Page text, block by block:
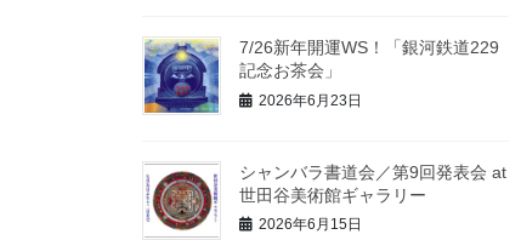
7/26新年開運WS！「銀河鉄道229
記念お茶会」
2026年6月23日
シャンバラ書道会／第9回発表会 at
世田谷美術館ギャラリー
2026年6月15日